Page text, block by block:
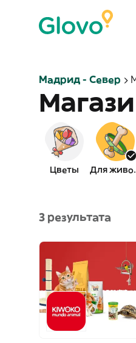
Мадрид - Север
Цветы
3 результата